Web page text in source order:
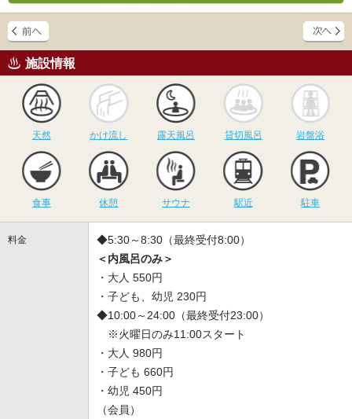
施設情報
天然
かけ流し
かけ流し
露天風呂
露天風呂
貸切風呂
貸切風呂 岩盤浴
食事 休憩
サウナ
サウナ 駅近 駐車
料金
◆5:30～8:30（最終受付8:00）
＜内風呂のみ＞
・大人 550円
・子ども、幼児 230円
◆10:00～24:00（最終受付23:00）
※火曜日のみ11:00スタート
・大人 980円
・子ども 660円
・幼児 450円
（会員）